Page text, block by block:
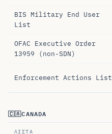
BIS Military End User
List
OFAC Executive Order
13959 (non-SDN)
Enforcement Actions List
🇨🇦CANADA
ΛΊΣΤΑ